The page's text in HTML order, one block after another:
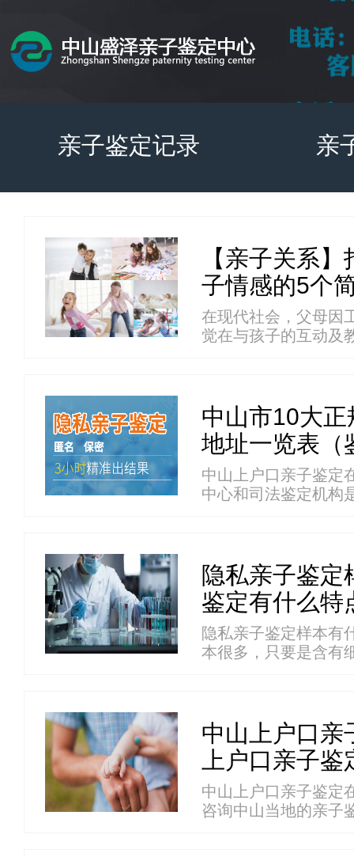
亲子鉴定记录 亲
【亲子关系
子情感的5个
在现代社会，父母因
觉在与孩子的互动及
中山市10大
地址一览表（
中山上户口亲子鉴定
中心和司法鉴定机构
隐私亲子鉴定
鉴定有什么特
隐私亲子鉴定样本有
本很多，只要是含有
中山上户口亲
上户口亲子
中山上户口亲子鉴定
咨询中山当地的亲子